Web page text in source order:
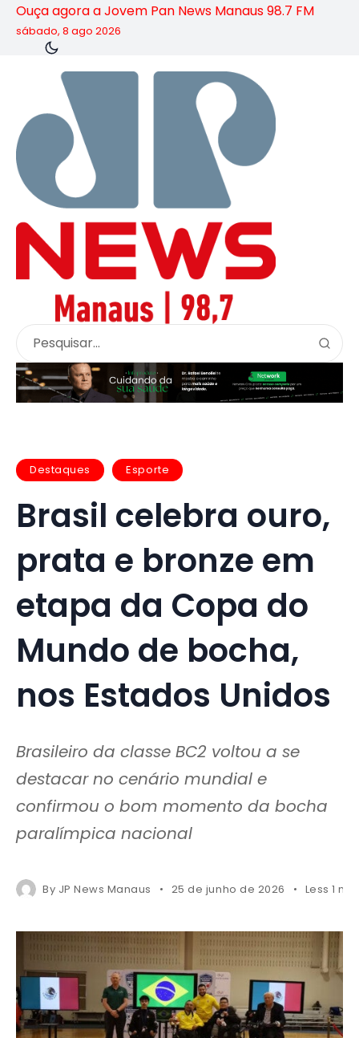
Ouça agora a Jovem Pan News Manaus 98.7 FM
sábado, 8 ago 2026
Destaques Esporte
Brasil celebra ouro,
prata e bronze em
etapa da Copa do
Mundo de bocha,
nos Estados Unidos
Brasileiro da classe BC2 voltou a se
destacar no cenário mundial e
confirmou o bom momento da bocha
paralímpica nacional
By JP News Manaus 25 de junho de 2026 Less 1